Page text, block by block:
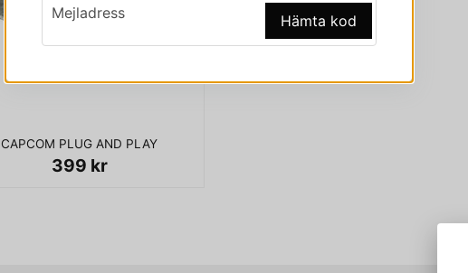
CAPCOM PLUG AND PLAY
399 kr
email
Mejladress Hämta kod